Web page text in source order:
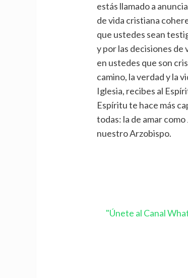
estás llamado a
de vida cristiana
que ustedes sean
y por las decisiones
en ustedes que son
camino, la verdad y la
Iglesia, recibes al
Espíritu te hace más
todas: la de amar
nuestro Arzobispo.
"Únete al Canal